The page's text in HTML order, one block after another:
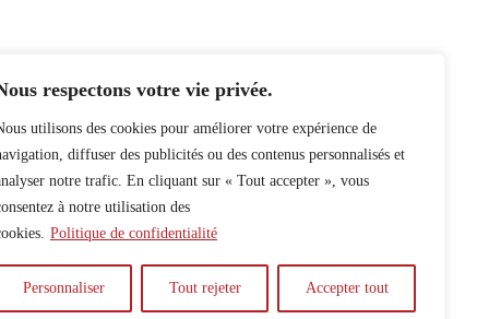
respectons votre vie privée.
utilisons des cookies pour améliorer votre expérience de
diffuser des publicités ou des contenus personnalisés et
notre trafic. En cliquant sur « Tout accepter », vous
à notre utilisation des
Politique de confidentialité
Personnaliser Tout rejeter Accepter tout